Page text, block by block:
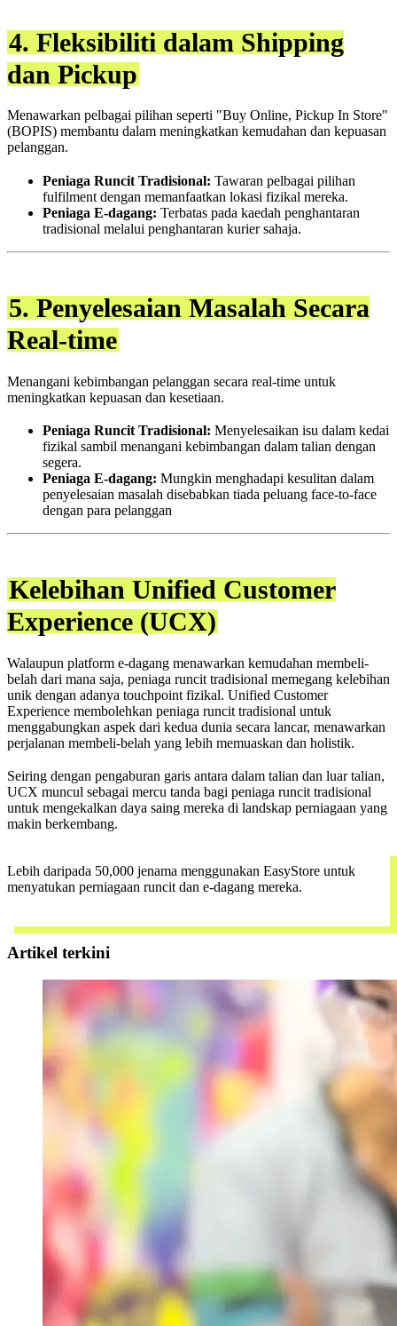
4. Fleksibiliti dalam Shipping
dan Pickup
Menawarkan pelbagai pilihan seperti "Buy Online, Pickup In Store"
(BOPIS) membantu dalam meningkatkan kemudahan dan kepuasan
pelanggan.
Peniaga Runcit Tradisional: Tawaran pelbagai pilihan
fulfilment dengan memanfaatkan lokasi fizikal mereka.
Peniaga E-dagang: Terbatas pada kaedah penghantaran
tradisional melalui penghantaran kurier sahaja.
5. Penyelesaian Masalah Secara
Real-time
Menangani kebimbangan pelanggan secara real-time untuk
meningkatkan kepuasan dan kesetiaan.
Peniaga Runcit Tradisional: Menyelesaikan isu dalam kedai
fizikal sambil menangani kebimbangan dalam talian dengan
segera.
Peniaga E-dagang: Mungkin menghadapi kesulitan dalam
penyelesaian masalah disebabkan tiada peluang face-to-face
dengan para pelanggan
Kelebihan Unified Customer
Experience (UCX)
Walaupun platform e-dagang menawarkan kemudahan membeli-
belah dari mana saja, peniaga runcit tradisional memegang kelebihan
unik dengan adanya touchpoint fizikal. Unified Customer
Experience membolehkan peniaga runcit tradisional untuk
menggabungkan aspek dari kedua dunia secara lancar, menawarkan
perjalanan membeli-belah yang lebih memuaskan dan holistik.
Seiring dengan pengaburan garis antara dalam talian dan luar talian,
UCX muncul sebagai mercu tanda bagi peniaga runcit tradisional
untuk mengekalkan daya saing mereka di landskap perniagaan yang
makin berkembang.
Lebih daripada 50,000 jenama menggunakan EasyStore untuk
menyatukan perniagaan runcit dan e-dagang mereka.
Artikel terkini